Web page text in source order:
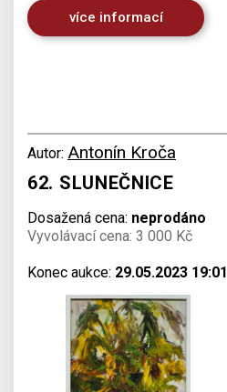
více informací
Autor: Antonín Kroča
62. SLUNEČNICE
Dosažená cena: neprodáno
Vyvolávací cena: 3 000 Kč
Konec aukce: 29.05.2023 19:01